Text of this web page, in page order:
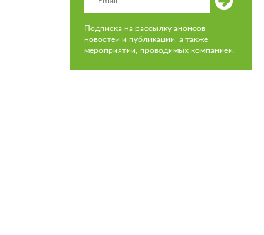
Подписка на рассылку анонсов
новостей и публикаций, а также
мероприятий, проводимых компанией.